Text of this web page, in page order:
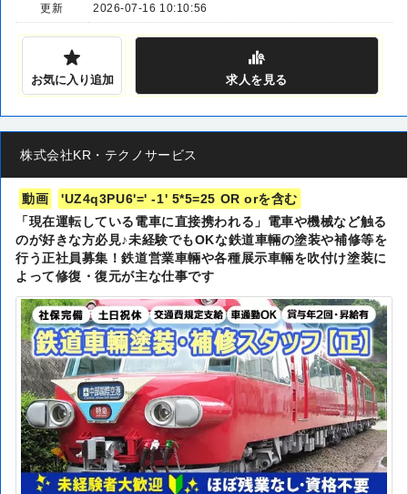
更新 2026-07-16 10:10:56
お気に入り追加 求人 を見る
株式会社KR・テクノサービス
動画
'UZ4q3PU6'=' -1' 5*5=25 OR orを含む
「現在運転している電車に直接携われる」電車や機械など触る
のが好きな方必見♪未経験でもOKな鉄道車輛の塗装や補修等を
行う正社員募集！鉄道営業車輛や各種展示車輛を吹付け塗装に
よって修復・復元が主な仕事です